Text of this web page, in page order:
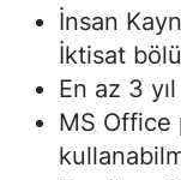
İnsan
İktisat
En az 3
MS Office